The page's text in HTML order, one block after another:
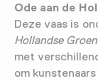
Ode aan de
Deze vaas is
Hollandse
met
om kunstenaars